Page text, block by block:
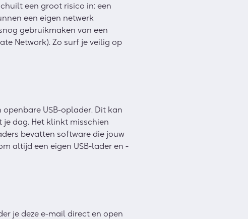
een groot risico in: een
een eigen netwerk
gebruikmaken van een
Network). Zo surf je veilig op
USB-oplader. Dit kan
dag. Het klinkt misschien
bevatten software die jouw
altijd een eigen USB-lader en -
je deze e-mail direct en open